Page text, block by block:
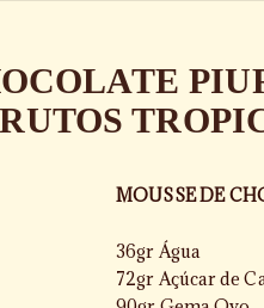
MOUSSE DE
36gr Água
72gr Açúcar de